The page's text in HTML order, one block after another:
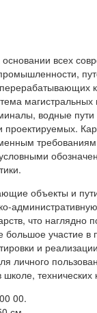
основании всех
водные
проектируемых.
объекты и
что наглядно
участие в
и
личного
школе,
00.